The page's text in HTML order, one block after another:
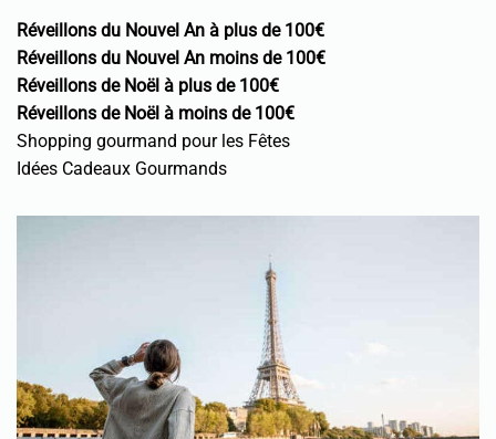
Réveillons du Nouvel An à plus de 100€
Réveillons du Nouvel An moins de 100€
Réveillons de Noël à plus de 100€
Réveillons de Noël à moins de 100€
Shopping gourmand pour les Fêtes
Idées Cadeaux Gourmands